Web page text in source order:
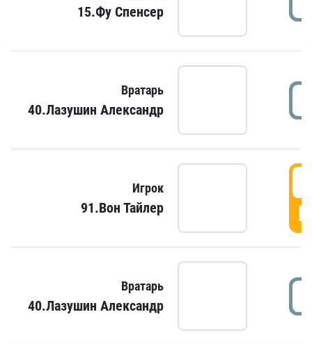
15.Фу Спенсер
Вратарь
40.Лазушин Александр
Игрок
91.Вон Тайлер
Вратарь
40.Лазушин Александр